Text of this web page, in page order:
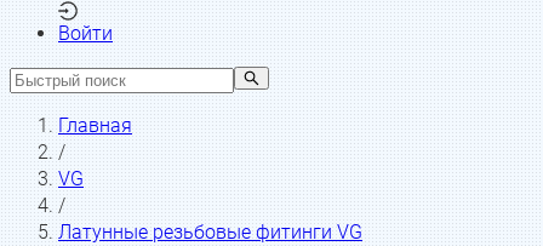
Войти
Главная
/
VG
/
Латунные резьбовые фитинги VG